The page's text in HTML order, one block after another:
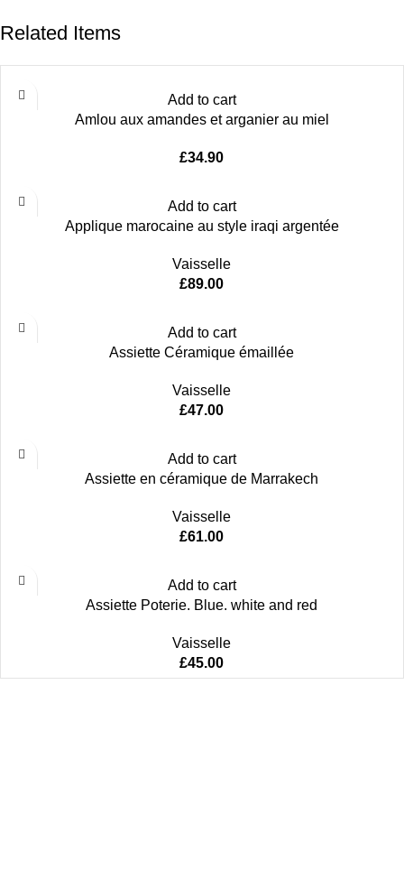
Related Items
Add to cart
Amlou aux amandes et arganier au miel
£34.90
Add to cart
Applique marocaine au style iraqi argentée
Vaisselle
£89.00
Add to cart
Assiette Céramique émaillée
Vaisselle
£47.00
Add to cart
Assiette en céramique de Marrakech
Vaisselle
£61.00
Add to cart
Assiette Poterie. Blue. white and red
Vaisselle
£45.00